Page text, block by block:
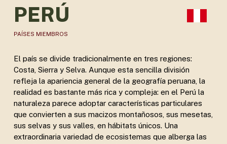
PERÚ
PAÍSES MIEMBROS
El país se divide tradicionalmente en tres regiones:
Costa, Sierra y Selva. Aunque esta sencilla división
refleja la apariencia general de la geografía peruana, la
realidad es bastante más rica y compleja: en el Perú la
naturaleza parece adoptar características particulares
que convierten a sus macizos montañosos, sus mesetas,
sus selvas y sus valles, en hábitats únicos. Una
extraordinaria variedad de ecosistemas que alberga las